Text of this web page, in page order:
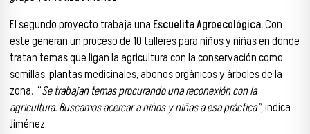
El segundo proyecto trabaja una Escuelita Agroecológica.Con
este generan un proceso de 10 talleres para niños y niñas en donde
tratan temas que ligan la agricultura con la conservación como
semillas, plantas medicinales, abonos orgánicos y árboles de la
zona. “Se trabajan temas procurando una reconexión con la
agricultura. Buscamos acercar a niños y niñas a esa práctica”, indica
Jiménez.